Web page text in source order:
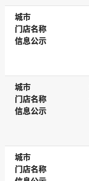
城市
城市
门店名称
门店名称
信息公示
信息公示
城市
城市
门店名称
门店名称
信息公示
信息公示
城市
城市
门店名称
门店名称